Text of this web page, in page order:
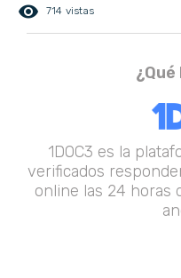
remove_red_eye 714 vistas
1DOC3 es la
verificados
online las 24 horas